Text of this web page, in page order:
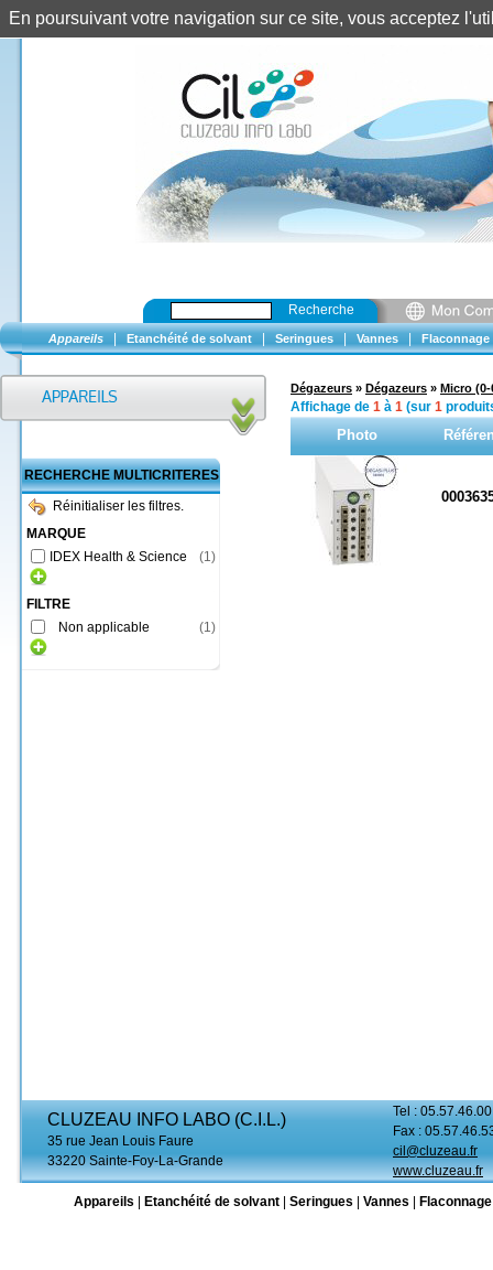
Recherche
Appareils Etanchéité de solvant Seringues Vannes Flaconnage
RECHERCHE MULTICRITERES
Réinitialiser les filtres.
MARQUE
IDEX Health & Science
(1)
FILTRE
Non applicable
(1)
Dégazeurs » Dégazeurs » Micro
Affichage de 1 à 1 (sur 1
Photo
CLUZEAU INFO LABO (C.I.L.)
35 rue Jean Louis Faure
33220 Sainte-Foy-La-Grande
Tel :
Fax :
cil@cluzeau.fr
www.cluzeau.fr
Appareils
Etanchéité de solvant Seringues Vannes Flaconnage
En poursuivant votre navigation sur ce site, vous acceptez